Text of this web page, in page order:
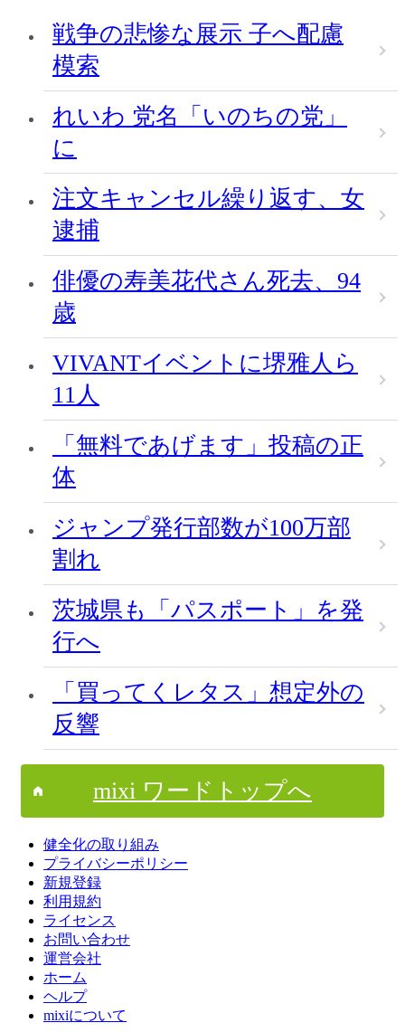
戦争の悲惨な展示 子へ配慮
模索
れいわ 党名「いのちの党」
に
注文キャンセル繰り返す、女
逮捕
俳優の寿美花代さん死去、94
歳
VIVANTイベントに堺雅人ら
11人
「無料であげます」投稿の正
体
ジャンプ発行部数が100万部
割れ
茨城県も「パスポート」を発
行へ
「買ってくレタス」想定外の
反響
mixi ワードトップへ
健全化の取り組み
プライバシーポリシー
新規登録
利用規約
ライセンス
お問い合わせ
運営会社
ホーム
ヘルプ
mixiについて